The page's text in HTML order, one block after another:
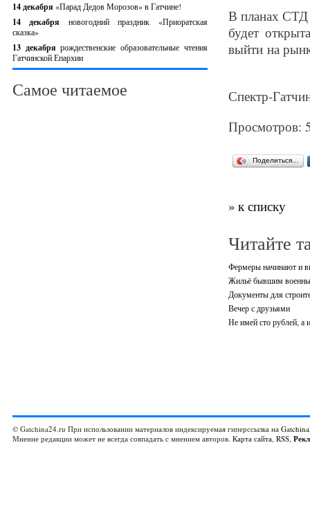
14 декабря «Парад Дедов Морозов» в Гатчине!
14 декабря новогодний праздник «Приоратская
сказка»
13 декабрярождественские образовательные чтения
Гатчинской Епархии
Самое читаемое
В планах СТД
будет
выйти на
Спектр-
Просмотров:
Поделиться…
» к списку
Читайте
Фермеры начинают и
Жильё бывшим
Документы для
Вечер с друзьями
Не имей сто рублей, а
© Gatchina24.ru При использовании материалов индексируемая гиперссылка на
Мнение редакции может не всегда совпадать с мнением авторов. Карта сайта, RSS,